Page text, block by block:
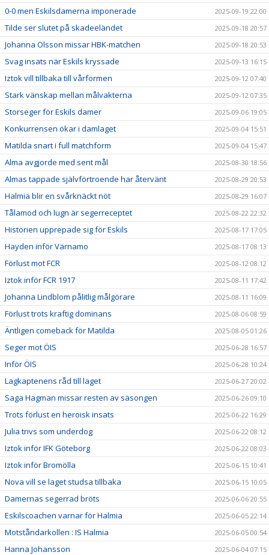
0-0 men Eskilsdamerna imponerade 2025-09-19 22:00
Tilde ser slutet på skadeeländet 2025-09-18 20:57
Johanna Olsson missar HBK-matchen 2025-09-18 20:53
Svag insats när Eskils kryssade 2025-09-13 16:15
Iztok vill tillbaka till vårformen 2025-09-12 07:40
Stark vänskap mellan målvakterna 2025-09-12 07:35
Storseger för Eskils damer 2025-09-06 19:05
Konkurrensen ökar i damlaget 2025-09-04 15:51
Matilda snart i full matchform 2025-09-04 15:47
Alma avgjorde med sent mål 2025-08-30 18:56
Almas tappade självförtroende har återvänt 2025-08-29 20:53
Halmia blir en svårknäckt nöt 2025-08-29 16:07
Tålamod och lugn är segerreceptet 2025-08-22 22:32
Historien upprepade sig för Eskils 2025-08-17 17:05
Hayden inför Värnamo 2025-08-17 08:13
Förlust mot FCR 2025-08-12 08:12
Iztok inför FCR 1917 2025-08-11 17:42
Johanna Lindblom pålitlig målgörare 2025-08-11 16:09
Förlust trots kraftig dominans 2025-08-06 08:59
Äntligen comeback för Matilda 2025-08-05 01:26
Seger mot ÖIS 2025-06-28 16:57
Inför ÖIS 2025-06-28 10:24
Lagkaptenens råd till laget 2025-06-27 20:02
Saga Hagman missar resten av säsongen 2025-06-26 09:10
Trots förlust en heroisk insats 2025-06-22 16:29
Julia trivs som underdog 2025-06-22 08:12
Iztok inför IFK Göteborg 2025-06-22 08:03
Iztok inför Bromölla 2025-06-15 10:41
Nova vill se laget studsa tillbaka 2025-06-15 10:05
Damernas segerrad bröts 2025-06-06 20:55
Eskilscoachen varnar för Halmia 2025-06-05 22:14
Motståndarkollen : IS Halmia 2025-06-05 00:54
Hanna Johansson 2025-06-04 07:15